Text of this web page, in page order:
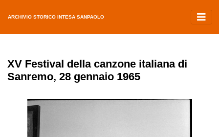
ARCHIVIO STORICO INTESA SANPAOLO
XV Festival della canzone italiana di
Sanremo, 28 gennaio 1965